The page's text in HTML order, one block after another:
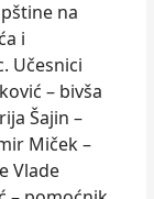
na
i
Učesnici
– bivša
Šajin –
Miček –
Vlade